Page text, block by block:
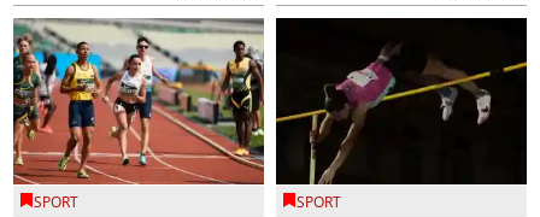
SPORT SPORT